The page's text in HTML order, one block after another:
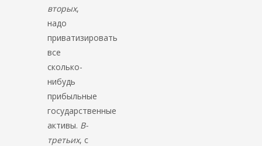
вторых,
надо
приватизировать
все
сколько-
нибудь
прибыльные
государственные
активы. В-
третьих, с